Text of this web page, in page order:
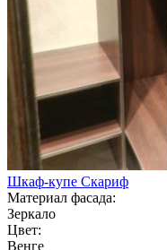
Шкаф-купе Скариф
Материал фасада:
Зеркало
Цвет:
Венге